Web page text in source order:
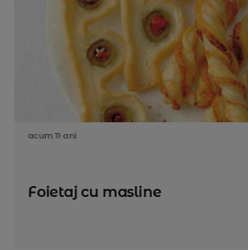
acum 11 ani
Foietaj cu masline